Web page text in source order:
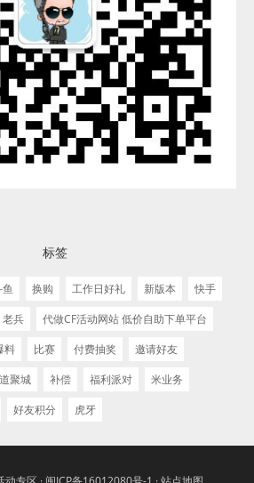
标签
换购 工作日好礼 新版本
快手
老兵
代做CF活动网站 低价自助下单平台
料 比赛 付费抽奖
邀请好友
道聚城 补偿 福利派对
米业务
好友积分 虎牙